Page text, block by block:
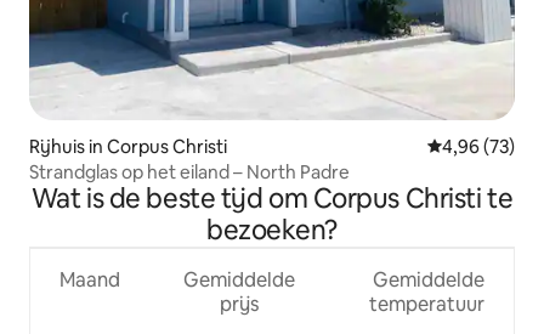
Rijhuis in Corpus Christi Gemiddelde
4,96 (73)
Strandglas op het eiland – North Padre
Wat is de beste tijd om Corpus Christi te
bezoeken?
Maand
Gemiddelde
prijs
Gemiddelde
temperatuur